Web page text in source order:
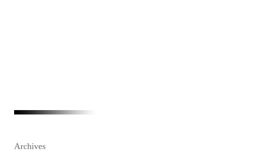
Archives